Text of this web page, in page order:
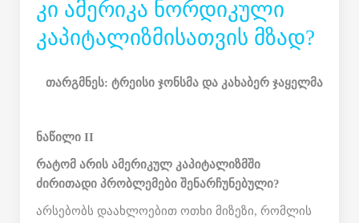
ᲙᲘ ᲐᲛᲔᲠᲘᲙᲐ ᲜᲝᲠᲓᲘᲙᲣᲚᲘ
ᲙᲐᲞᲘᲢᲐᲚᲘᲖᲛᲘᲡᲐᲗᲕᲘᲡ ᲛᲖᲐᲓ?
თარგმნეს: ტრეისი ჯონსმა და კახაბერ ჯაყელმა
ნაწილი II
რატომ არის ამერიკულ კაპიტალიზმში
ძირითადი პრობლემები შენარჩუნებული?
არსებობს დაახლოებით ოთხი მიზეზი, რომლის